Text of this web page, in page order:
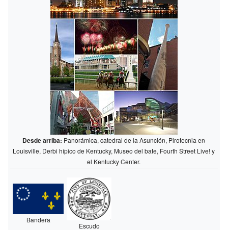
Desde arriba: Panorámica, catedral de la Asunción, Pirotecnia en
Louisville, Derbi hípico de Kentucky, Museo del bate, Fourth Street Live! y
el Kentucky Center.
Bandera
Escudo